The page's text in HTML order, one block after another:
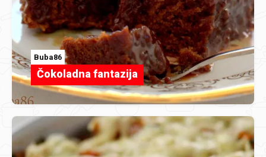
Buba86
Čokoladna fantazija